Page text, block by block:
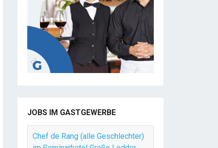
JOBS IM GASTGEWERBE
Chef de Rang (alle Geschlechter)